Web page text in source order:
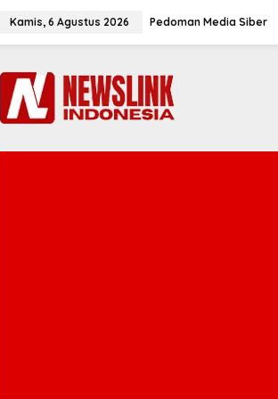
Kamis, 6 Agustus 2026 Pedoman Media Siber